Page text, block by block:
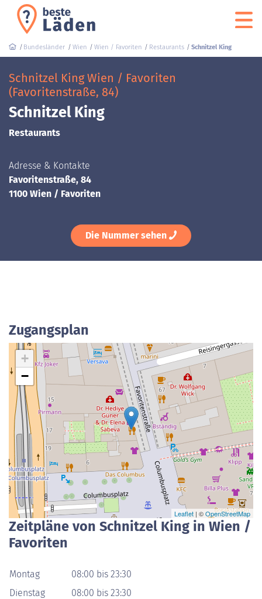
Bundesländer Wien Wien / Favoriten Restaurants Schnitzel King
Schnitzel King Wien / Favoriten
(Favoritenstraße, 84)
Schnitzel King
Restaurants
Adresse & Kontakte
Favoritenstraße, 84
1100 Wien / Favoriten
Die Nummer sehen
Zugangsplan
+
−
Leaflet | ©OpenStreetMap
Zeitpläne von Schnitzel King in Wien /
Favoriten
Montag
08:00 bis 23:30
Dienstag
08:00 bis 23:30